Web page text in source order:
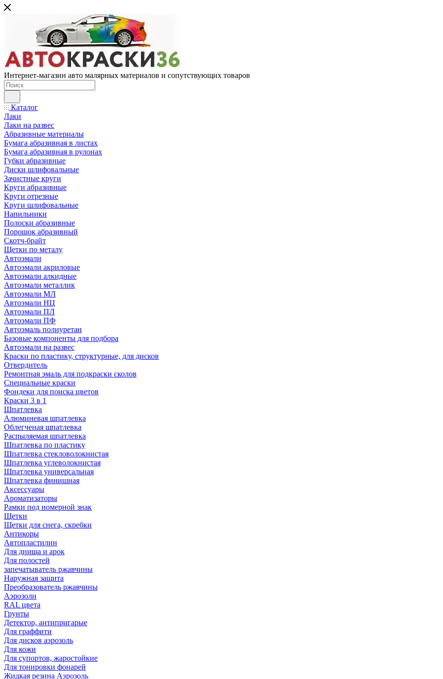
Интернет-магазин авто малярных материалов и сопутствующих товаров
Каталог
Лаки
Лаки на развес
Абразивные материалы
Бумага абразивная в листах
Бумага абразивная в рулонах
Губки абразивные
Диски шлифовальные
Зачистные круги
Круги абразивные
Круги отрезные
Круги шлифовальные
Напильники
Полоски абразивные
Порошок абразивный
Скотч-брайт
Щетки по металу
Автоэмали
Автоэмали акриловые
Автоэмали алкидные
Автоэмали металлик
Автоэмали МЛ
Автоэмали НЦ
Автоэмали ПЛ
Автоэмали ПФ
Автоэмаль полиуретан
Базовые компоненты для подбора
Автоэмали на развес
Краски по пластику, структурные, для дисков
Отвердитель
Ремонтная эмаль для подкраски сколов
Специальные краски
Фондеки для поиска цветов
Краски 3 в 1
Шпатлевка
Алюминевая шпатлевка
Облегченая шпатлевка
Распыляемая шпатлевка
Шпатлевка по пластику
Шпатлевка стекловолокнистая
Шпатлевка углеволокнистая
Шпатлевка универсальная
Шпатлевка финишная
Аксессуары
Ароматизаторы
Рамки под номерной знак
Щетки
Щетки для снега, скребки
Антикоры
Автопластилин
Для днища и арок
Для полостей
запечатыватель ржавчины
Наружная защита
Преобразователь ржавчины
Аэрозоли
RAL цвета
Грунты
Детектор, антипригарые
Для граффити
Для дисков аэрозоль
Для кожи
Для супортов, жаростойкие
Для тонировки фонарей
Жидкая резина Аэрозоль